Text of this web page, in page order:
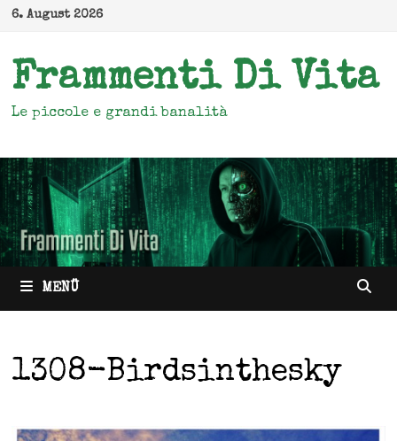
Zum
springen
6. August 2026
Frammenti Di Vita
Le piccole e grandi banalità
MENÜ
1308-Birdsinthesky